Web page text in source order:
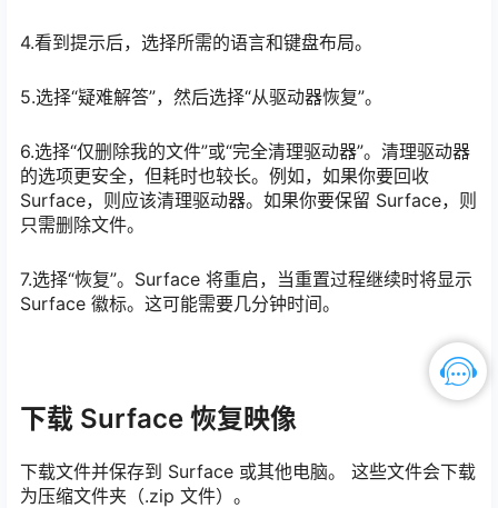
4.看到提示后，选择所需的语言和键盘布局。
5.选择“疑难解答”，然后选择“从驱动器恢复”。
6.选择“仅删除我的文件”或“完全清理驱动器”。清理驱动器
的选项更安全，但耗时也较长。例如，如果你要回收
Surface，则应该清理驱动器。如果你要保留 Surface，则
只需删除文件。
7.选择“恢复”。Surface 将重启，当重置过程继续时将显示
Surface 徽标。这可能需要几分钟时间。
下载 Surface 恢复映像
下载文件并保存到 Surface 或其他电脑。 这些文件会下载
为压缩文件夹（.zip 文件）。